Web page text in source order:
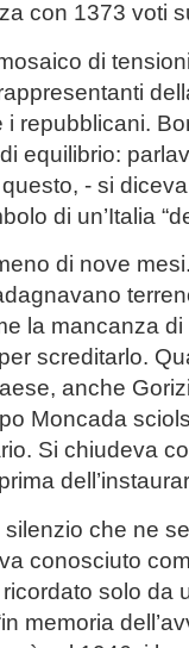
con 1373 voti
di
i repubblicani.
equilibrio:
- si
di un’Italia
di nove
la mancanza
screditarlo.
anche
Moncada
Si chiudeva
che ne
conosciuto
solo da
memoria